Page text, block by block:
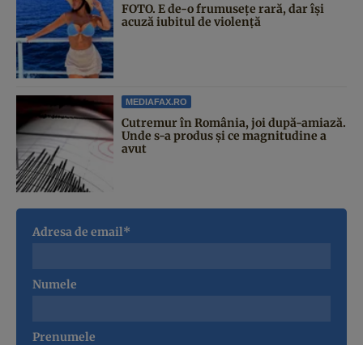
FOTO. E de-o frumusețe rară, dar își
acuză iubitul de violență
MEDIAFAX.RO
Cutremur în România, joi după-amiază.
Unde s-a produs și ce magnitudine a
avut
Adresa de email*
Numele
Prenumele